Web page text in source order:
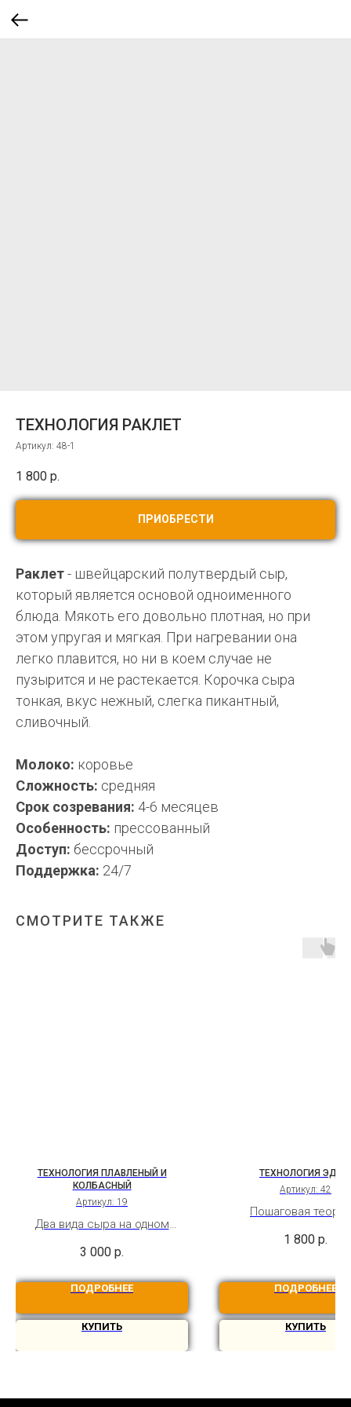
ТЕХНОЛОГИЯ РАКЛЕТ
Артикул: 48-1
1 800 р.
ПРИОБРЕСТИ
Раклет- швейцарский полутвердый сыр,
который является основой одноименного
блюда. Мякоть его довольно плотная, но при
этом упругая и мягкая. При нагревании она
легко плавится, но ни в коем случае не
пузырится и не растекается. Корочка сыра
тонкая, вкус нежный, слегка пикантный,
сливочный.
Молоко: коровье
Сложность: средняя
Срок созревания: 4-6 месяцев
Особенность: прессованный
Доступ: бессрочный
Поддержка: 24/7
СМОТРИТЕ ТАКЖЕ
ТЕХНОЛОГИЯ ПЛАВЛЕНЫЙ И
КОЛБАСНЫЙ
Артикул: 19
Два вида сыра на одном
технология с солью-
плавителем без
использования соды
3 000 р.
ПОДРОБНЕЕ
КУПИТЬ
ТЕХНОЛОГИЯ ЭДАМ
Артикул: 42
Пошаговая
Сладкий сыр с
кислинкой
1 800 р.
ПОДРОБНЕЕ
КУПИТЬ